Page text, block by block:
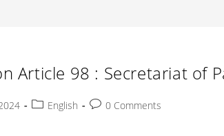
Article 98 : Secretariat of
PostEnglish
Post0 Comments